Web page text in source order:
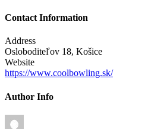
Contact Information
Address
Osloboditeľov 18, Košice
Website
https://www.coolbowling.sk/
Author Info